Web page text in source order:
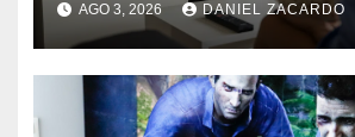
AGO 3, 2026 DANIEL ZACARDO